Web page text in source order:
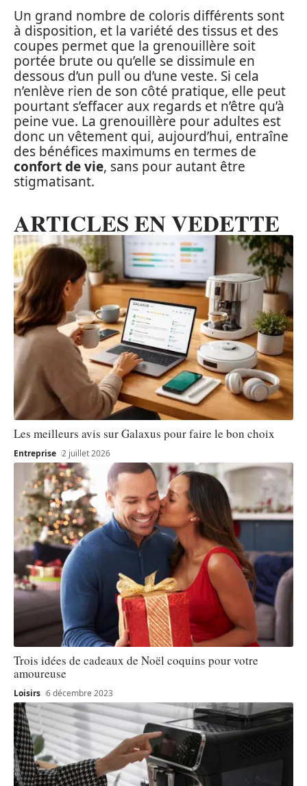
Un grand nombre de coloris différents sont
à disposition, et la variété des tissus et des
coupes permet que la grenouillère soit
portée brute ou qu’elle se dissimule en
dessous d’un pull ou d’une veste. Si cela
n’enlève rien de son côté pratique, elle peut
pourtant s’effacer aux regards et n’être qu’à
peine vue. La grenouillère pour adultes est
donc un vêtement qui, aujourd’hui, entraîne
des bénéfices maximums en termes de
confort de vie, sans pour autant être
stigmatisant.
ARTICLES EN VEDETTE
Les meilleurs avis sur Galaxus pour faire le bon choix
Entreprise 2 juillet 2026
Trois idées de cadeaux de Noël coquins pour votre
amoureuse
Loisirs 6 décembre 2023